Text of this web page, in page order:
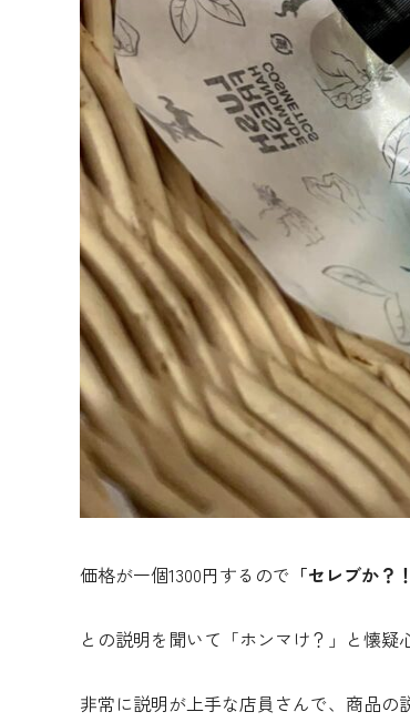
価格が一個1300円するので 「セレブか？
との説明を聞いて「ホンマけ？」と懐疑
非常に説明が上手な店員さんで、商品の